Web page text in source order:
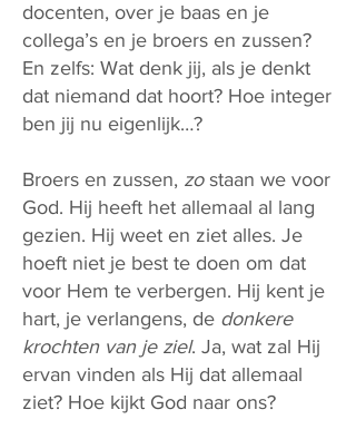
docenten, over je baas en je
collega’s en je broers en zussen?
En zelfs: Wat denk jij, als je denkt
dat niemand dat hoort? Hoe integer
ben jij nu eigenlijk…?
Broers en zussen, zostaan we voor
God. Hij heeft het allemaal al lang
gezien. Hij weet en ziet alles. Je
hoeft niet je best te doen om dat
voor Hem te verbergen. Hij kent je
hart, je verlangens, de donkere
krochten van je ziel. Ja, wat zal Hij
ervan vinden als Hij dat allemaal
ziet? Hoe kijkt God naar ons?